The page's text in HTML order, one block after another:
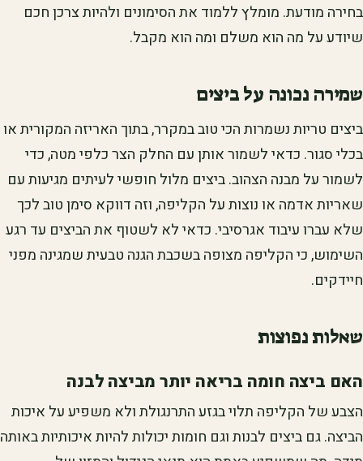
בחירה מודעת. מומלץ ללמוד את הסימונים ולהיות צרכן חכם
שיודע על מה הוא משלם ומה הוא מקבל.
שמירה נכונה על ביצים
ביצים טריות נשמרות הכי טוב במקרר, בתוך האריזה המקורית או
בכלי סגור. כדאי לשמור אותן עם החלק הצר כלפי מטה, כדי
לשמור על מבנה הצהוב. ביצים מלול חופשי לעיתים מגיעות עם
שאריות אדמה או נוצות על הקליפה, וזה דווקא סימן טוב לכך
שלא עברו עיבוד אגרסיבי. כדאי לא לשטוף את הביצים עד רגע
השימוש, כי הקליפה מצופה בשכבת הגנה טבעית שמגינה מפני
חיידקים.
שאלות נפוצות
האם ביצה חומה בריאה יותר מביצה לבנה
הצבע של הקליפה תלוי בגזע התרנגולת ולא משפיע על איכות
הביצה. גם ביצים לבנות וגם חומות יכולות להיות איכותיות באותה